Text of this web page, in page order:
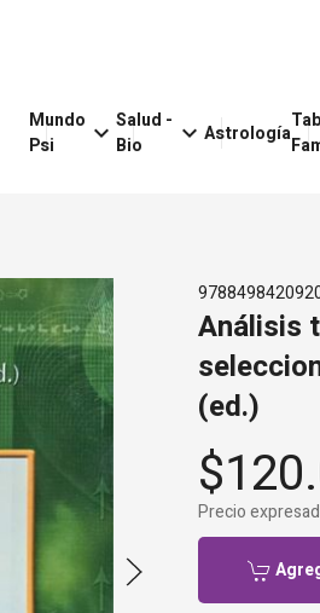
Mundo
Psi
keyboard_arrow_down Salud -
Bio
keyboard_arrow_down Astrología
Análisis
(ed.)
Precio